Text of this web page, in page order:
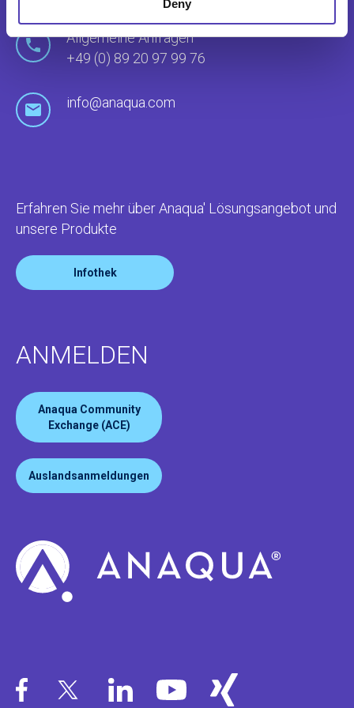
Deny
Allgemeine Anfragen
+49 (0) 89 20 97 99 76
info@anaqua.com
Erfahren Sie mehr über Anaqua' Lösungsangebot und
unsere Produkte
Infothek
ANMELDEN
Anaqua Community
Exchange (ACE)
Auslandsanmeldungen